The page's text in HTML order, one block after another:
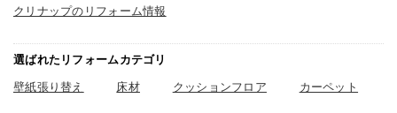
クリナップのリフォーム情報
選ばれたリフォームカテゴリ
壁紙張り替え 床材 クッションフロア カーペット